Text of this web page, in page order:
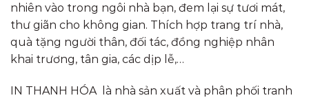
nhiên vào trong ngôi nhà bạn, đem lại sự tươi mát,
thư giãn cho không gian. Thích hợp trang trí nhà,
quà tặng người thân, đối tác, đồng nghiệp nhân
khai trương, tân gia, các dịp lễ,…
IN THANH HÓA là nhà sản xuất và phân phối tranh